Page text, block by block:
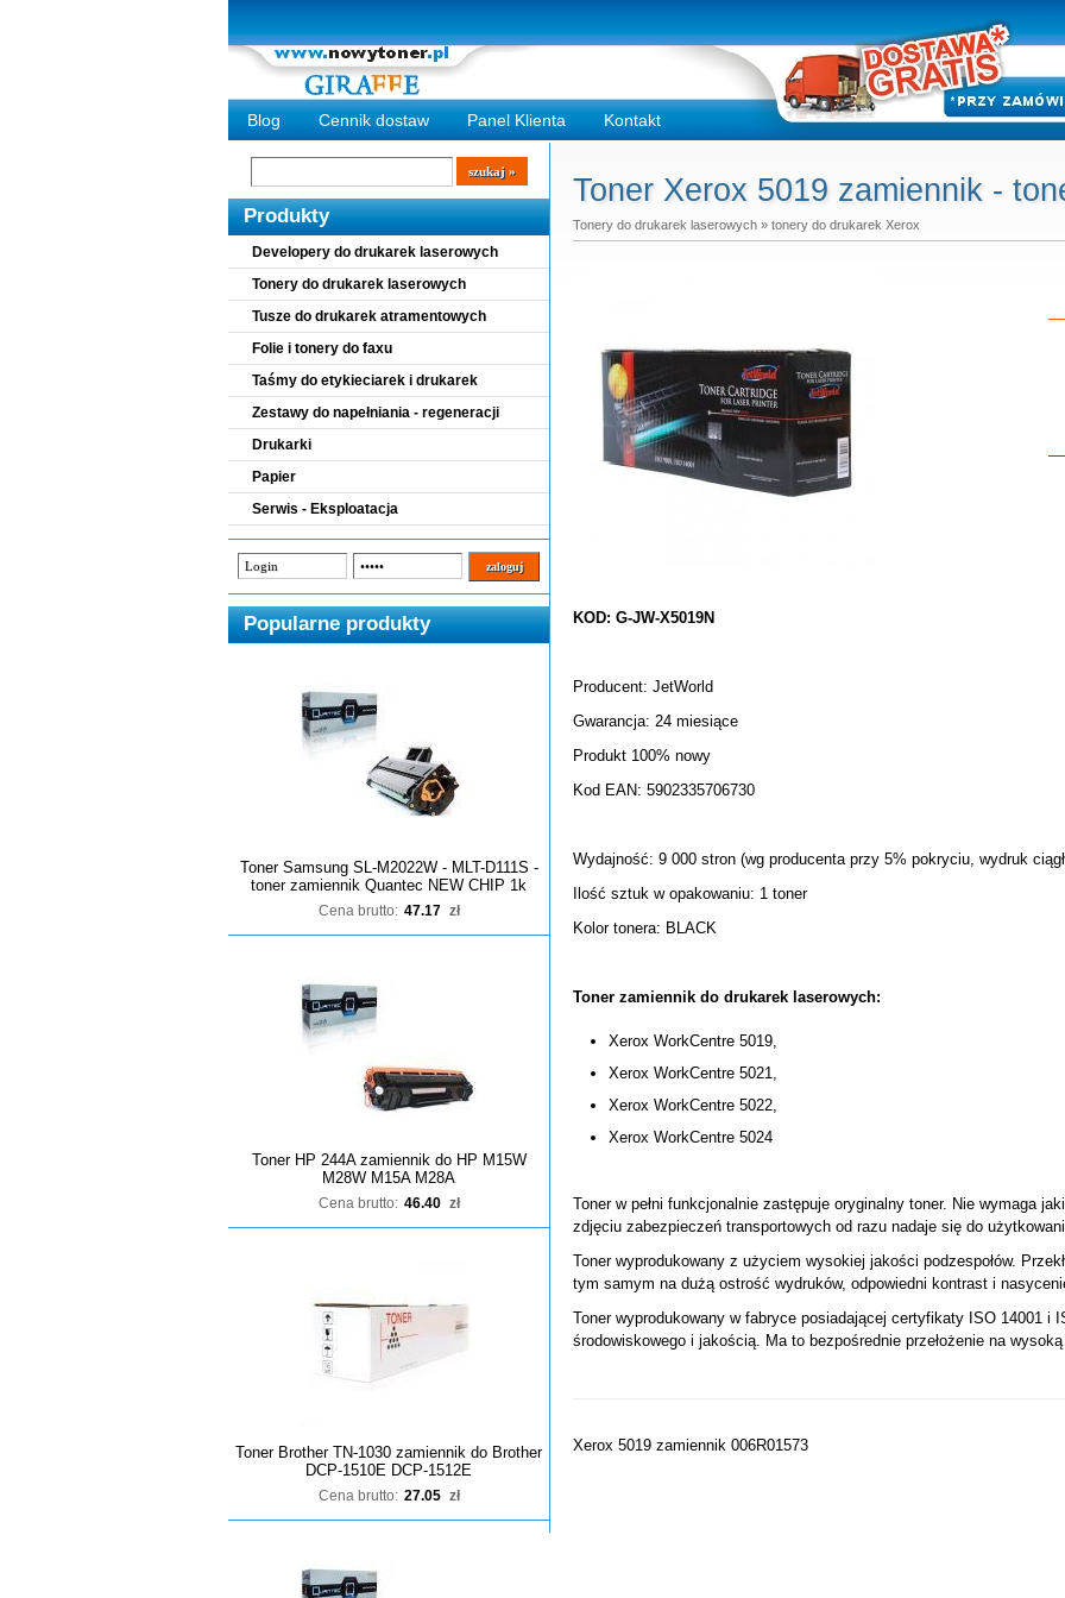
Blog Cennik dostaw Panel Klienta Kontakt
Wyszukiwarka
szukaj
Produkty
Developery do drukarek laserowych
Tonery do drukarek laserowych
Tusze do drukarek atramentowych
Folie i tonery do faxu
Taśmy do etykieciarek i drukarek
Zestawy do napełniania - regeneracji
Drukarki
Papier
Serwis - Eksploatacja
Popularne produkty
Toner Samsung SL-M2022W - MLT-D111S -
toner zamiennik Quantec NEW CHIP 1k
Cena brutto: 47.17 zł
Toner HP 244A zamiennik do HP M15W
M28W M15A M28A
Cena brutto: 46.40 zł
Toner Brother TN-1030 zamiennik do Brother
DCP-1510E DCP-1512E
Cena brutto: 27.05 zł
Toner Xerox 5019 zamiennik -
Tonery do drukarek laserowych » tonery do drukarek Xerox
KOD: G-JW-X5019N
Producent: JetWorld
Gwarancja: 24 miesiące
Produkt 100% nowy
Kod EAN: 5902335706730
Wydajność: 9 000 stron (wg producenta przy 5% pokryciu, wydruk
Ilość sztuk w opakowaniu: 1 toner
Kolor tonera: BLACK
Toner zamiennik do drukarek laserowych:
Xerox WorkCentre 5019,
Xerox WorkCentre 5021,
Xerox WorkCentre 5022,
Xerox WorkCentre 5024
Toner w pełni funkcjonalnie zastępuje oryginalny toner. Nie wymaga
zdjęciu zabezpieczeń transportowych od razu nadaje się do
Toner wyprodukowany z użyciem wysokiej jakości podzespołów.
tym samym na dużą ostrość wydruków, odpowiedni kontrast i
Toner wyprodukowany w fabryce posiadającej certyfikaty ISO 14001 i
środowiskowego i jakością. Ma to bezpośrednie przełożenie na
Xerox 5019 zamiennik 006R01573